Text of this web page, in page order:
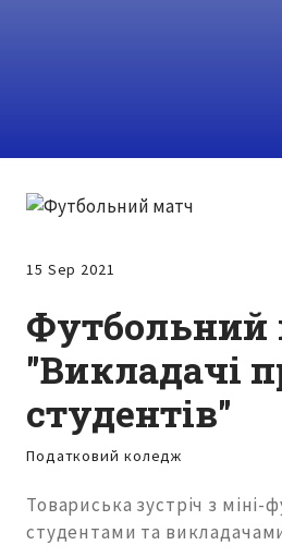
15 Sep 2021
Футбольний
"Викладачі
студентів"
Податковий коледж
Товариська зустріч з міні-
студентами та